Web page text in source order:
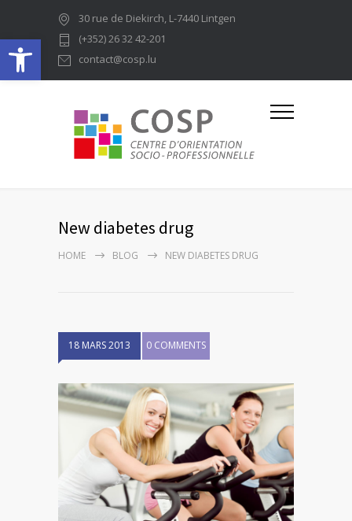
Ouvrir la barre d’outils
30 rue de Diekirch, L-7440 Lintgen
(+352) 26 32 42-201
contact@cosp.lu
New diabetes drug
HOME BLOG NEW DIABETES DRUG
18 MARS 2013 0 COMMENTS